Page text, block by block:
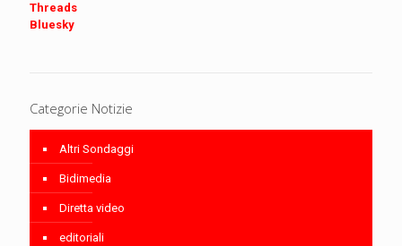
Threads
Bluesky
Categorie Notizie
Altri Sondaggi
Bidimedia
Diretta video
editoriali